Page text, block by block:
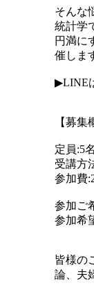
そんな
統計学
円満に
催しま
▶︎LINE
【募集
定員:5名
受講方
参加費
参加ご
参加希
皆様の
論、夫